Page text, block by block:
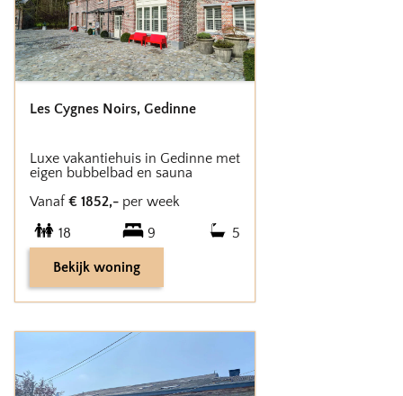
Les Cygnes Noirs, Gedinne
Luxe vakantiehuis in Gedinne met
eigen bubbelbad en sauna
Vanaf € 1852,- per week
18
9 5
Bekijk woning